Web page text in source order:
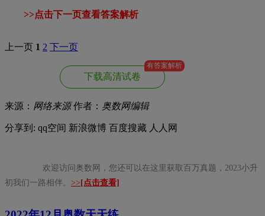
>>点击下一页查看答案解析
上一页 1 2 下一页
下载高清试卷
有答案解析
来源： 网络来源作者： 奥数网编辑
分享到: qq空间 新浪微博 百度搜藏 人人网
欢迎访问奥数网，您还可以在这里获取百万真题，2023小升
初我们一路相伴。 >> [点击查看]